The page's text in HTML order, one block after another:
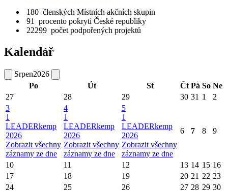
180 členských Místních akčních skupin
91
procento pokrytí České republiky
22299 počet podpořených projektů
Kalendář
Srpen2026
Po
Út St Čt Pá So Ne
27
28 29 30 31 1
2
3
1
LEADERkemp
2026
Zobrazit všechny
záznamy ze dne
4
1
LEADERkemp
2026
Zobrazit všechny
záznamy ze dne
5
1
LEADERkemp
2026
Zobrazit všechny
záznamy ze dne
6 7 8 9
10 11 12 13 14 15 16
17
18 19 20 21 22 23
24
25 26 27 28 29 30